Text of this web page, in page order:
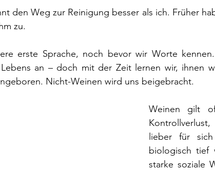
den Weg zur Reinigung besser als ich. Früher
zu.
erste Sprache, noch bevor wir Worte
an – doch mit der Zeit lernen wir, ihnen
Nicht-Weinen wird uns beigebracht.
Weinen gilt
lieber für
biologisch tief
starke soziale